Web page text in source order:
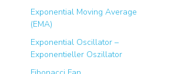
Exponential Moving Average
(EMA)
Exponential Oscillator –
Exponentieller Oszillator